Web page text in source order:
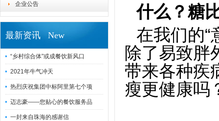
企业公告
最新资讯 New
“乡村综合体”或成餐饮新风口
2021年牛气冲天
热烈庆祝集团中标阿里第七个项
迈志豪——您贴心的餐饮服务品
一封来自珠海的感谢信
什么？糖
在我们的“
除了易致胖
带来各种疾
瘦更健康吗